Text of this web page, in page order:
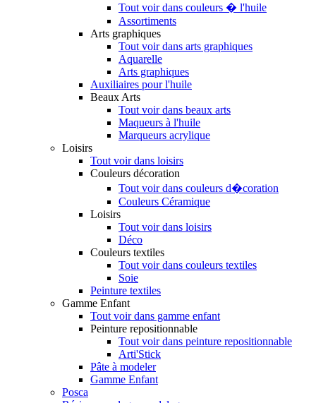
Tout voir dans couleurs � l'huile
Assortiments
Arts graphiques
Tout voir dans arts graphiques
Aquarelle
Arts graphiques
Auxiliaires pour l'huile
Beaux Arts
Tout voir dans beaux arts
Maqueurs à l'huile
Marqueurs acrylique
Loisirs
Tout voir dans loisirs
Couleurs décoration
Tout voir dans couleurs d�coration
Couleurs Céramique
Loisirs
Tout voir dans loisirs
Déco
Couleurs textiles
Tout voir dans couleurs textiles
Soie
Peinture textiles
Gamme Enfant
Tout voir dans gamme enfant
Peinture repositionnable
Tout voir dans peinture repositionnable
Arti'Stick
Pâte à modeler
Gamme Enfant
Posca